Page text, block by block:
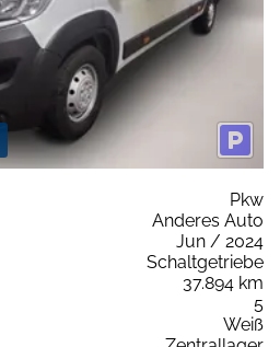
Pkw
Anderes Auto
Jun / 2024
Schaltgetriebe
37.894 km
5
Weiß